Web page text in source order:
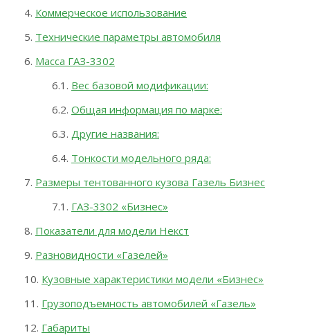
Коммерческое использование
Технические параметры автомобиля
Масса ГАЗ-3302
Вес базовой модификации:
Общая информация по марке:
Другие названия:
Тонкости модельного ряда:
Размеры тентованного кузова Газель Бизнес
ГАЗ-3302 «Бизнес»
Показатели для модели Некст
Разновидности «Газелей»
Кузовные характеристики модели «Бизнес»
Грузоподъемность автомобилей «Газель»
Габариты